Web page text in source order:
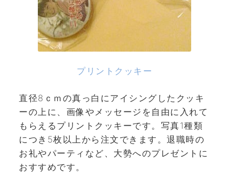
プリントクッキー
直径8ｃｍの真っ白にアイシングしたクッキ
ーの上に、画像やメッセージを自由に入れて
もらえるプリントクッキーです。写真1種類
につき5枚以上から注文できます。退職時の
お礼やパーティなど、大勢へのプレゼントに
おすすめです。